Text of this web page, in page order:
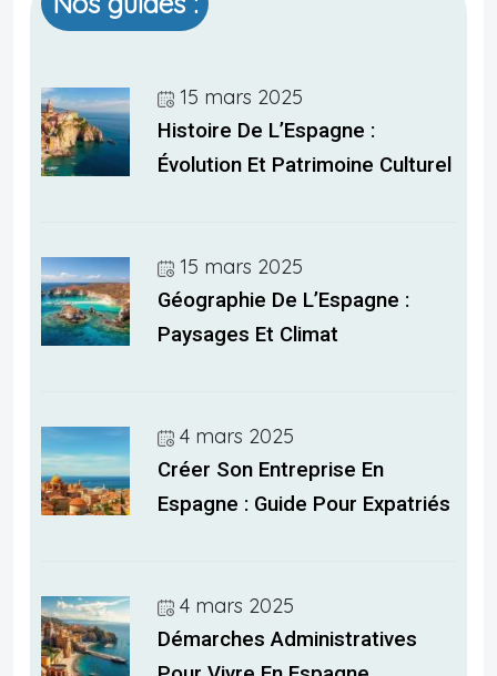
15 mars 2025
Histoire De L’Espagne :
Évolution Et Patrimoine Culturel
15 mars 2025
Géographie De L’Espagne :
Paysages Et Climat
4 mars 2025
Créer Son Entreprise En
Espagne : Guide Pour Expatriés
4 mars 2025
Démarches Administratives